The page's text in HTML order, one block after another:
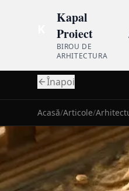
Kapal
Proiect
BIROU DE
ARHITECTURA
Înapoi
Acasă/Articole/